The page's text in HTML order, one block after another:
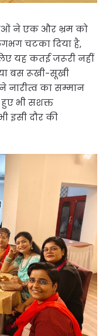
ने एक और भ्रम को
चटका दिया है,
यह कतई जरूरी नहीं
बस रूखी-सूखी
नारीत्व का सम्मान
भी सशक्त
इसी दौर की